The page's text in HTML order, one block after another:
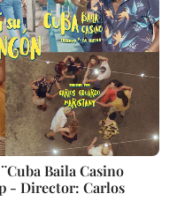
Baila Casino
- Director: Carlos